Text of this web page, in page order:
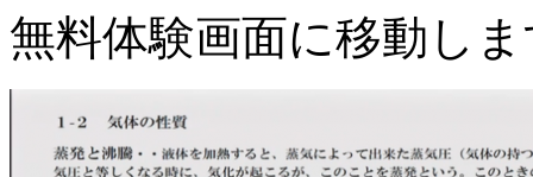
無料体験画面に移動し